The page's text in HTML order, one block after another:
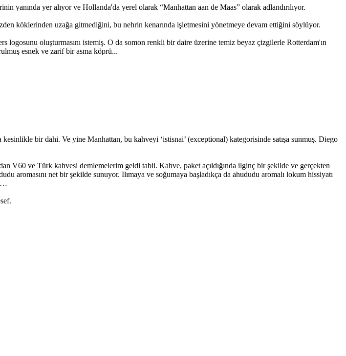
yanında yer alıyor ve Hollanda'da yerel olarak “Manhattan aan de Maas” olarak adlandırılıyor.
köklerinden uzağa gitmediğini, bu nehrin kenarında işletmesini yönetmeye devam ettiğini söylüyor.
logosunu oluşturmasını istemiş. O da somon renkli bir daire üzerine temiz beyaz çizgilerle Rotterdam'ın
esnek ve zarif bir asma köprü...
bir dahi. Ve yine Manhattan, bu kahveyi ‘istisnai’ (exceptional) kategorisinde satışa sunmuş. Diego
V60 ve Türk kahvesi demlemelerim geldi tabii. Kahve, paket açıldığında ilginç bir şekilde ve gerçekten
aromasını net bir şekilde sunuyor. Ilımaya ve soğumaya başladıkça da ahududu aromalı lokum hissiyatı